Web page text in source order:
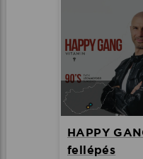
HAPPY
fellépés